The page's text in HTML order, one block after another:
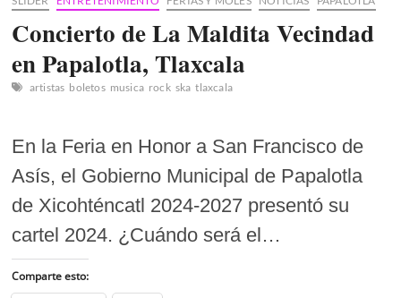
Concierto de La Maldita Vecindad
en Papalotla, Tlaxcala
artistas boletos musica rock ska tlaxcala
En la Feria en Honor a San Francisco de
Asís, el Gobierno Municipal de Papalotla
de Xicohténcatl 2024-2027 presentó su
cartel 2024. ¿Cuándo será el…
Comparte esto: